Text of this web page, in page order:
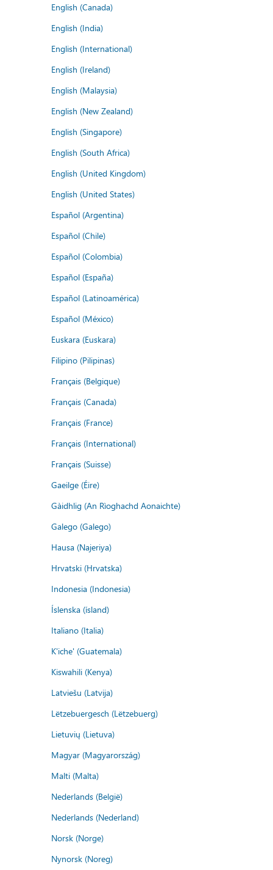
English (Canada)
English (India)
English (International)
English (Ireland)
English (Malaysia)
English (New Zealand)
English (Singapore)
English (South Africa)
English (United Kingdom)
English (United States)
Español (Argentina)
Español (Chile)
Español (Colombia)
Español (España)
Español (Latinoamérica)
Español (México)
Euskara (Euskara)
Filipino (Pilipinas)
Français (Belgique)
Français (Canada)
Français (France)
Français (International)
Français (Suisse)
Gaeilge (Éire)
Gàidhlig (An Rìoghachd Aonaichte)
Galego (Galego)
Hausa (Najeriya)
Hrvatski (Hrvatska)
Indonesia (Indonesia)
Íslenska (ísland)
Italiano (Italia)
K'iche' (Guatemala)
Kiswahili (Kenya)
Latviešu (Latvija)
Lëtzebuergesch (Lëtzebuerg)
Lietuvių (Lietuva)
Magyar (Magyarország)
Malti (Malta)
Nederlands (België)
Nederlands (Nederland)
Norsk (Norge)
Nynorsk (Noreg)